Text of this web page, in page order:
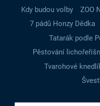
Kdy budou volby
ZOO
7 pádů Honzy Dědka
Tatarák podle
Pěstování
Tvarohové